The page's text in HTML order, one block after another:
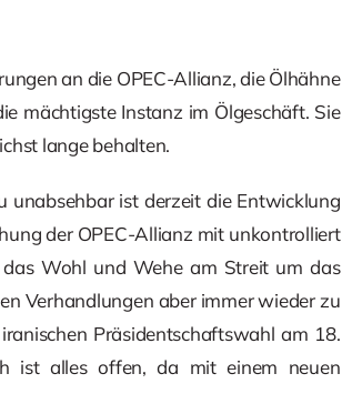
an die OPEC-Allianz, die Ölhähne
mächtigste Instanz im Ölgeschäft. Sie
lange behalten.
unabsehbar ist derzeit die Entwicklung
der OPEC-Allianz mit unkontrolliert
Wohl und Wehe am Streit um das
Verhandlungen aber immer wieder zu
Präsidentschaftswahl am 18.
ist alles offen, da mit einem neuen